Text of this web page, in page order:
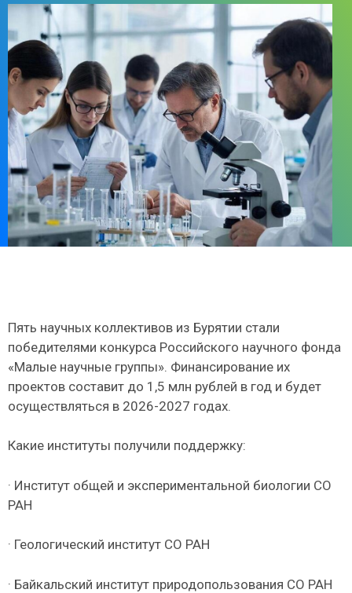
Пять научных коллективов из Бурятии стали
победителями конкурса Российского научного фонда
«Малые научные группы». Финансирование их
проектов составит до 1,5 млн рублей в год и будет
осуществляться в 2026-2027 годах.
Какие институты получили поддержку:
· Институт общей и экспериментальной биологии СО
РАН
· Геологический институт СО РАН
· Байкальский институт природопользования СО РАН